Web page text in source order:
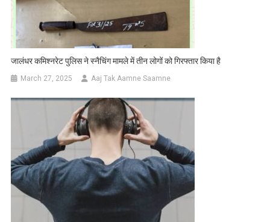
जालंधर कमिश्नरेट पुलिस ने स्नैचिंग मामले में तीन लोगों को गिरफ्तार किया है
March 27, 2025 Aaj Tak Aamne Saamne